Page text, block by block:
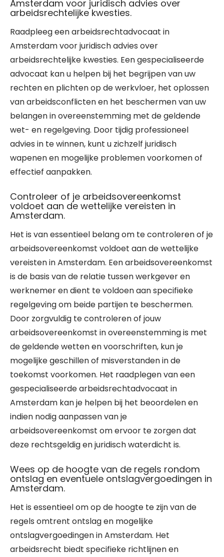
Amsterdam voor juridisch advies over
arbeidsrechtelijke kwesties.
Raadpleeg een arbeidsrechtadvocaat in
Amsterdam voor juridisch advies over
arbeidsrechtelijke kwesties. Een gespecialiseerde
advocaat kan u helpen bij het begrijpen van uw
rechten en plichten op de werkvloer, het oplossen
van arbeidsconflicten en het beschermen van uw
belangen in overeenstemming met de geldende
wet- en regelgeving. Door tijdig professioneel
advies in te winnen, kunt u zichzelf juridisch
wapenen en mogelijke problemen voorkomen of
effectief aanpakken.
Controleer of je arbeidsovereenkomst
voldoet aan de wettelijke vereisten in
Amsterdam.
Het is van essentieel belang om te controleren of je
arbeidsovereenkomst voldoet aan de wettelijke
vereisten in Amsterdam. Een arbeidsovereenkomst
is de basis van de relatie tussen werkgever en
werknemer en dient te voldoen aan specifieke
regelgeving om beide partijen te beschermen.
Door zorgvuldig te controleren of jouw
arbeidsovereenkomst in overeenstemming is met
de geldende wetten en voorschriften, kun je
mogelijke geschillen of misverstanden in de
toekomst voorkomen. Het raadplegen van een
gespecialiseerde arbeidsrechtadvocaat in
Amsterdam kan je helpen bij het beoordelen en
indien nodig aanpassen van je
arbeidsovereenkomst om ervoor te zorgen dat
deze rechtsgeldig en juridisch waterdicht is.
Wees op de hoogte van de regels rondom
ontslag en eventuele ontslagvergoedingen in
Amsterdam.
Het is essentieel om op de hoogte te zijn van de
regels omtrent ontslag en mogelijke
ontslagvergoedingen in Amsterdam. Het
arbeidsrecht biedt specifieke richtlijnen en